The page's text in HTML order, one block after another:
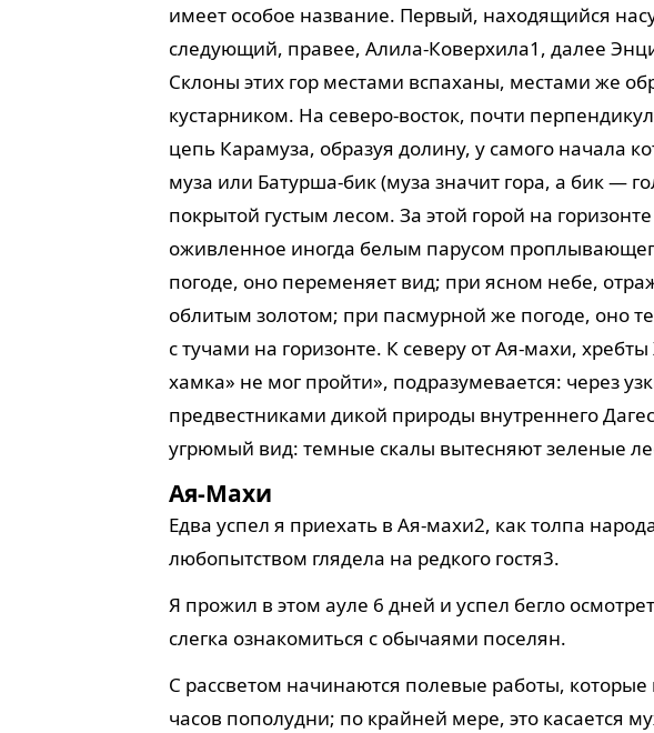
имеет особое название. Первый, находящийся
следующий, правее, Алила-Коверхила1 , далее
Склоны этих гор местами вспаханы, местами же
кустарником. На северо-восток, почти
цепь Карамуза, образуя долину, у самого начала
муза или Батурша-бик (муза значит гора, а бик —
покрытой густым лесом. За этой горой на
оживленное иногда белым парусом
погоде, оно переменяет вид; при ясном небе,
облитым золотом; при пасмурной же погоде, оно
с тучами на горизонте. К северу от Ая-махи,
хамка» не мог пройти», подразумевается: через
предвестниками дикой природы внутреннего
угрюмый вид: темные скалы вытесняют зеленые
Ая-Махи
Едва успел я приехать в Ая-махи2, как толпа
любопытством глядела на редкого гостя3.
Я прожил в этом ауле 6 дней и успел бегло
слегка ознакомиться с обычаями поселян.
С рассветом начинаются полевые работы,
часов пополудни; по крайней мере, это касается